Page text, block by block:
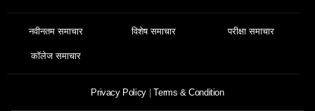
नवीनतम समाचार विशेष समाचार परीक्षा समाचार
कॉलेज समाचार
Privacy Policy Terms & Condition